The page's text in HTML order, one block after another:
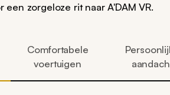
een zorgeloze rit naar A'DAM VR.
Comfortabele
voertuigen